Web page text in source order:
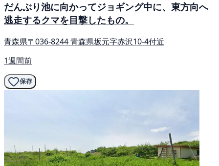
だんぶり池に向かってジョギング中に、東方向へ
逃走するクマを目撃したもの。
青森県〒036-8244 青森県坂元字赤沢10-4付近
1週間前
保存